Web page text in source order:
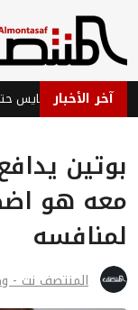
آخر الأخبار
عقد مدربه هايس حتى 2028
بوتين
معه هو
لمنافسه
المنتصف نت -